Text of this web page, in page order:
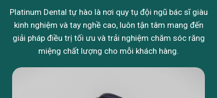
Platinum Dental tự hào là nơi quy tụ đội ngũ bác sĩ giàu
kinh nghiệm và tay nghề cao, luôn tận tâm mang đến
giải pháp điều trị tối ưu và trải nghiệm chăm sóc răng
miệng chất lượng cho mỗi khách hàng.